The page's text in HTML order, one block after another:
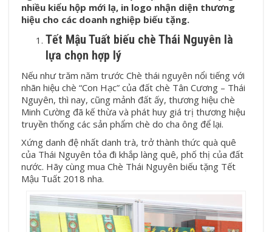
nhiều kiểu hộp mới lạ, in logo nhận diện thương
hiệu cho các doanh nghiệp biếu tặng.
Tết Mậu Tuất biếu chè Thái Nguyên là
lựa chọn hợp lý
Nếu như trăm năm trước Chè thái nguyên nổi tiếng với
nhãn hiệu chè “Con Hạc” của đất chè Tân Cương – Thái
Nguyên, thì nay, cũng mảnh đất ấy, thương hiệu chè
Minh Cường đã kế thừa và phát huy giá trị thương hiệu
truyền thống các sản phẩm chè do cha ông để lại.
Xứng danh đệ nhất danh trà, trở thành thức quà quê
của Thái Nguyên tỏa đi khắp làng quê, phố thị của đất
nước. Hãy cùng mua Chè Thái Nguyên biếu tặng Tết
Mậu Tuất 2018 nha.